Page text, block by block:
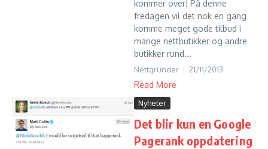
kommer over! På denne
fredagen vil det nok en gang
komme meget gode tilbud i
mange nettbutikker og andre
butikker rund...
Nettgründer 21/11/2013
Read More
Nyheter
Det blir kun en Google
Pagerank oppdatering